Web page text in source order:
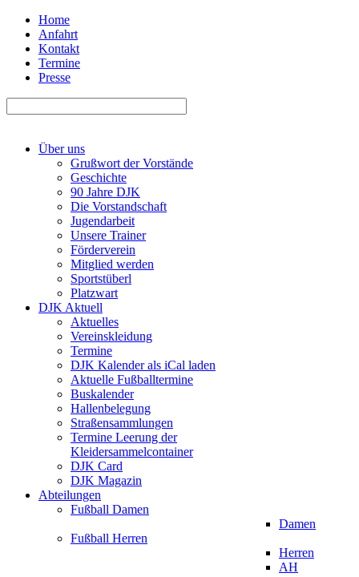
Home
Anfahrt
Kontakt
Termine
Presse
Über uns
Grußwort der Vorstände
Geschichte
90 Jahre DJK
Die Vorstandschaft
Jugendarbeit
Unsere Trainer
Förderverein
Mitglied werden
Sportstüberl
Platzwart
DJK Aktuell
Aktuelles
Vereinskleidung
Termine
DJK Kalender als iCal laden
Aktuelle Fußballtermine
Buskalender
Hallenbelegung
Straßensammlungen
Termine Leerung der
Kleidersammelcontainer
DJK Card
DJK Magazin
Abteilungen
Fußball Damen
Damen
Fußball Herren
Herren
AH